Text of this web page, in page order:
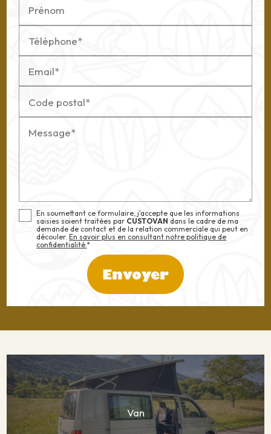
Prénom
Téléphone*
Email*
Code postal*
Message*
En soumettant ce formulaire, j'accepte que les informations
saisies soient traitées par CUSTOVAN dans le cadre de ma
demande de contact et de la relation commerciale qui peut en
découler.En savoir plus en consultant notre politique de
confidentialité.*
Van